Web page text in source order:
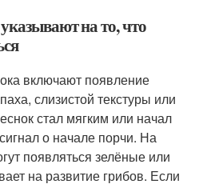
на то, что
включают появление
слизистой текстуры или
стал мягким или начал
о начале порчи. На
появляться зелёные или
на развитие грибов. Если